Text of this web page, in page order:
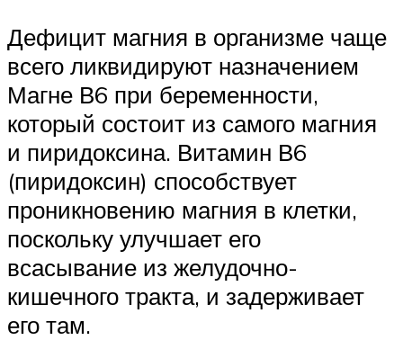
Дефицит магния в организме чаще
всего ликвидируют назначением
Магне В6 при беременности,
который состоит из самого магния
и пиридоксина. Витамин В6
(пиридоксин) способствует
проникновению магния в клетки,
поскольку улучшает его
всасывание из желудочно-
кишечного тракта, и задерживает
его там.